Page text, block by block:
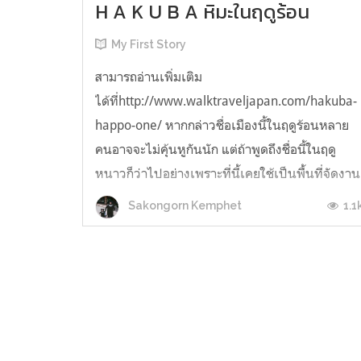
H A K U B A หิมะในฤดูร้อน
My First Story
สามารถอ่านเพิ่มเติม
ได้ที่http://www.walktraveljapan.com/hakuba-
happo-one/ หากกล่าวชื่อเมืองนี้ในฤดูร้อนหลาย
คนอาจจะไม่คุ้นหูกันนัก แต่ถ้าพูดถึงชื่อนี้ในฤดู
หนาวก็ว่าไปอย่างเพราะที่นี้เคยใช้เป็นพื้นที่จัดงาน
โอลิมปิกในนากาโน่ด้วยนะ จึงได้รับขนานนามว่า
สวรรค์แห่งกีฬาแห่งภูเขาอย่างสกีและปีนเขา
Sakongorn Kemphet